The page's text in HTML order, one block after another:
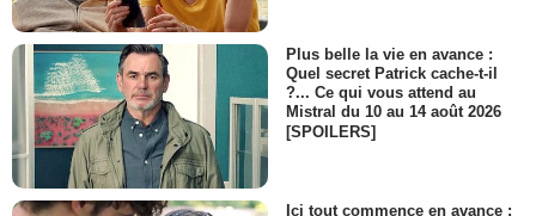
Plus belle la vie en avance :
Quel secret Patrick cache-t-il
?... Ce qui vous attend au
Mistral du 10 au 14 août 2026
[SPOILERS]
Ici tout commence en avance :